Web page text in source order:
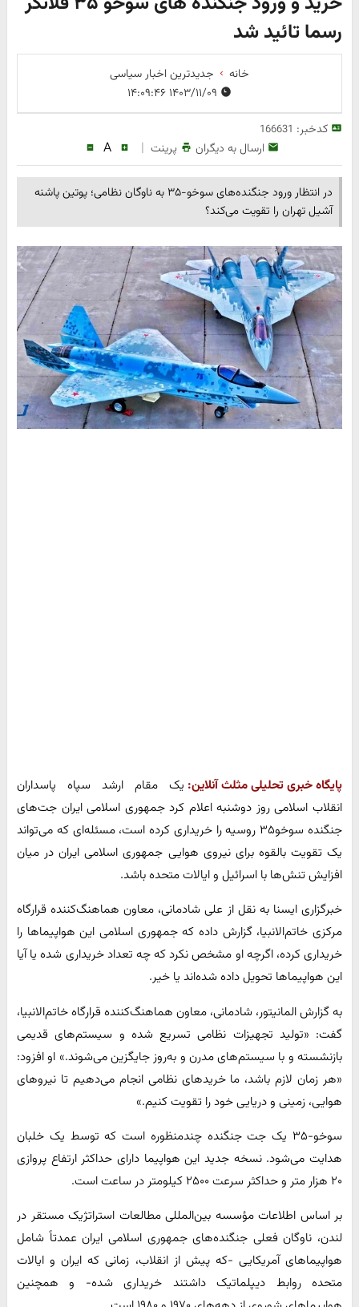
رسما تائید شد
خانه
جدیدترین اخبار سیاسی
کدخبر: 166631
ارسال به دیگران پرینت |
A
در انتظار ورود جنگنده‌های سوخو-۳۵ به ناوگان نظامی؛ پوتین پاشنه
آشیل تهران را تقویت می‌کند؟
پایگاه خبری تحلیلی مثلث آنلاین: یک مقام ارشد سپاه پاسداران
انقلاب اسلامی روز دوشنبه اعلام کرد جمهوری اسلامی ایران جت‌های
جنگنده سوخو۳۵ روسیه را خریداری کرده است، مسئله‌ای که می‌تواند
یک تقویت بالقوه برای نیروی هوایی جمهوری اسلامی ایران در میان
افزایش تنش‌ها با اسرائیل و ایالات متحده باشد.
خبرگزاری ایسنا به نقل از علی شادمانی، معاون هماهنگ‌کننده قرارگاه
مرکزی خاتم‌الانبیا، گزارش داده که جمهوری اسلامی این هواپیماها را
خریداری کرده، اگرچه او مشخص نکرد که چه تعداد خریداری شده یا آیا
این هواپیماها تحویل داده شده‌اند یا خیر.
به گزارش المانیتور، شادمانی، معاون هماهنگ‌کننده قرارگاه خاتم‌الانبیا،
گفت: «تولید تجهیزات نظامی تسریع شده و سیستم‌های قدیمی
بازنشسته و با سیستم‌های مدرن و به‌روز جایگزین می‌شوند.» او افزود:
«هر زمان لازم باشد، ما خریدهای نظامی انجام می‌دهیم تا نیروهای
هوایی، زمینی و دریایی خود را تقویت کنیم.»
سوخو-۳۵ یک جت جنگنده چندمنظوره است که توسط یک خلبان
هدایت می‌شود. نسخه جدید این هواپیما دارای حداکثر ارتفاع پروازی
۲۰ هزار متر و حداکثر سرعت ۲۵۰۰ کیلومتر در ساعت است.
بر اساس اطلاعات مؤسسه بین‌المللی مطالعات استراتژیک مستقر در
لندن، ناوگان فعلی جنگنده‌های جمهوری اسلامی ایران عمدتاً شامل
هواپیماهای آمریکایی -که پیش از انقلاب، زمانی که ایران و ایالات
متحده روابط دیپلماتیک داشتند خریداری شده- و همچنین